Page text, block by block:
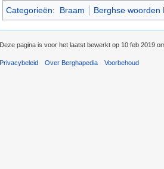
Categorieën: Braam Berghse woorden
Deze pagina is voor het laatst bewerkt op 10 feb 2019
Privacybeleid Over Berghapedia Voorbehoud